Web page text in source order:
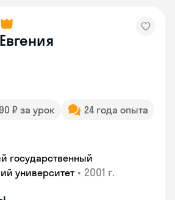
Евгения
₽ за урок
24 года опыта
государственный
университет • 2001 г.